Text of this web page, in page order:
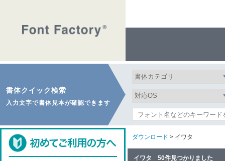
書体クイック検索
入力文字で書体見本が確認できます
ダウンロード > イワタ
イワタ 50件見つかりました